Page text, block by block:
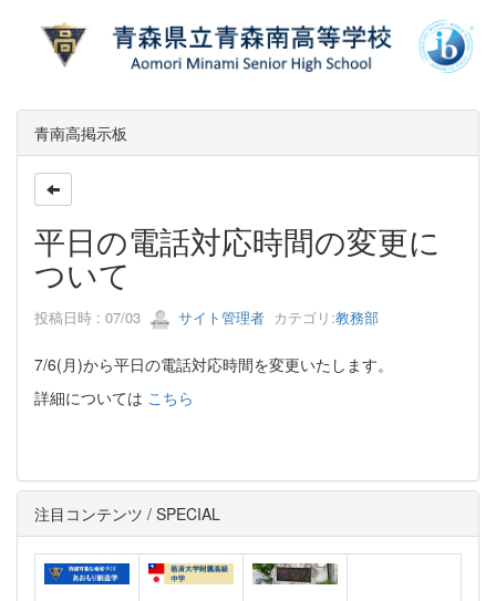
青南高掲示板
平日の電話対応時間の変更に
ついて
投稿日時 : 07/03 サイト管理者 カテゴリ:教務部
7/6(月)から平日の電話対応時間を変更いたします。
詳細については こちら
注目コンテンツ / SPECIAL